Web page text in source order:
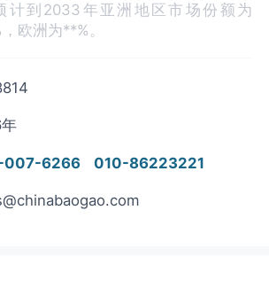
计到2033年亚洲地区市场份额为
欧洲为**%。
6266 010-86223221